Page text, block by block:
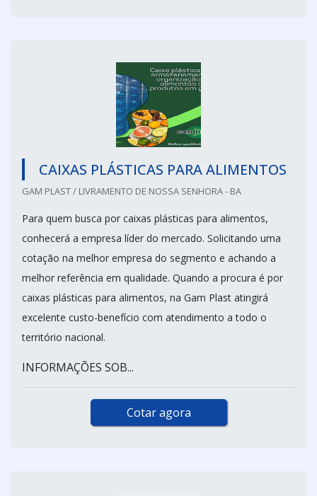
CAIXAS PLÁSTICAS PARA ALIMENTOS
GAM PLAST / LIVRAMENTO DE NOSSA SENHORA - BA
Para quem busca por caixas plásticas para alimentos,
conhecerá a empresa líder do mercado. Solicitando uma
cotação na melhor empresa do segmento e achando a
melhor referência em qualidade. Quando a procura é por
caixas plásticas para alimentos, na Gam Plast atingirá
excelente custo-benefício com atendimento a todo o
território nacional.
INFORMAÇÕES SOB...
Cotar agora